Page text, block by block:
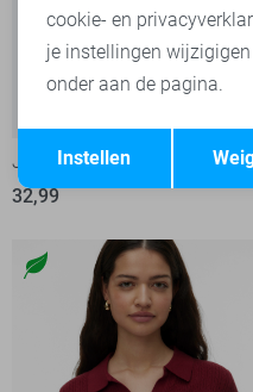
Jacqueline de Yong T-shirt
32,99
Terug
cookie- en
je instellingen
onder aan de pagina.
Instellen